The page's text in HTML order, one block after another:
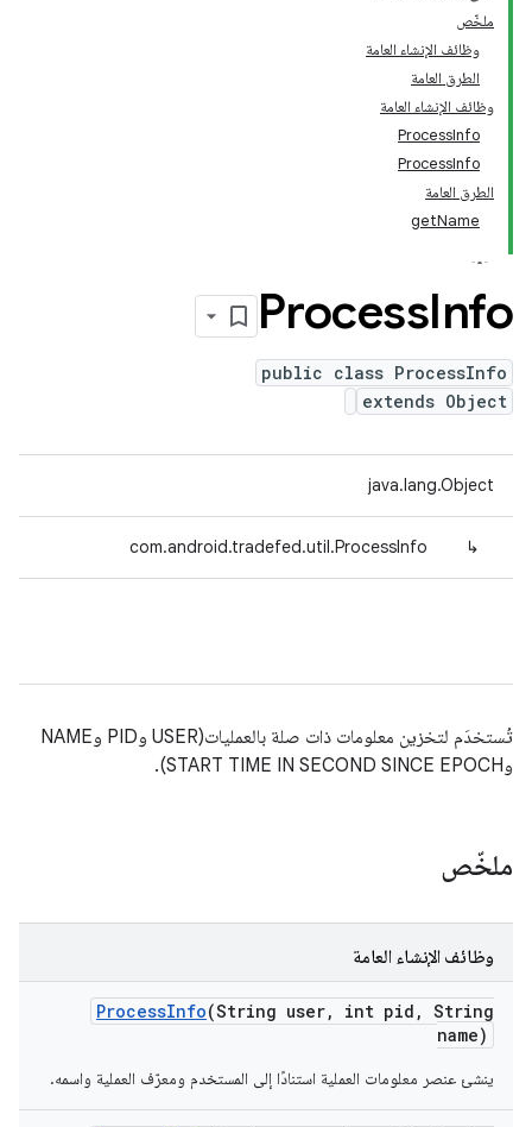
ملخّص
وظائف الإنشاء العامة
الطرق العامة
وظائف الإنشاء العامة
ProcessInfo
ProcessInfo
الطرق العامة
getName
ProcessInfo
public class ProcessInfo
extends Object
java.lang.Object
↳
com.android.tradefed.util.ProcessInfo
تُستخدَم لتخزين معلومات ذات صلة بالعمليات(USER وPID وNAME
وSTART TIME IN SECOND SINCE EPOCH).
ملخّص
وظائف الإنشاء العامة
ProcessInfo(String user, int pid , String
name)
ينشئ عنصر معلومات العملية استنادًا إلى المستخدم ومعرّف العملية واسمه.